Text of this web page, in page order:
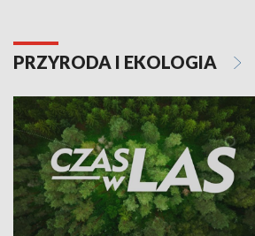
PRZYRODA I EKOLOGIA